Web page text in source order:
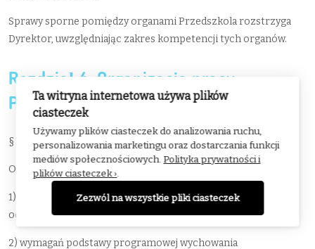
Sprawy sporne pomiędzy organami Przedszkola rozstrzyga
Dyrektor, uwzględniając zakres kompetencji tych organów.
Rozdział 4. Organizacja pracy
Przedszkola
§ 14.
Organizacja pracy Przedszkola jest dostosowana do:
1) liczby dzieci zgłoszonych na dany rok szkolny, liczby
oddziałów i czasu ich pracy;
2) wymagań podstawy programowej wychowania
Ta witryna internetowa używa plików
ciasteczek
Używamy plików ciasteczek do analizowania ruchu,
personalizowania marketingu oraz dostarczania funkcji
mediów społecznościowych.Polityka prywatności i
plików ciasteczek ›.
Zezwól na wszystkie pliki ciasteczek